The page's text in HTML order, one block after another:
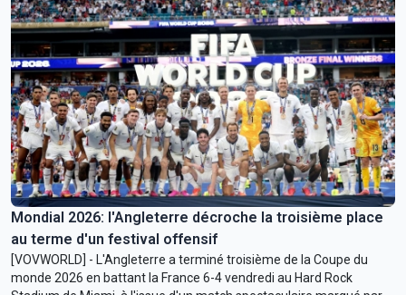
Mondial 2026: l'Angleterre décroche la troisième place
au terme d'un festival offensif
[VOVWORLD] - L'Angleterre a terminé troisième de la Coupe du
monde 2026 en battant la France 6-4 vendredi au Hard Rock